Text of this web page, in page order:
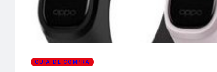
Encuentra tu noticia
GUÍA DE COMPRA